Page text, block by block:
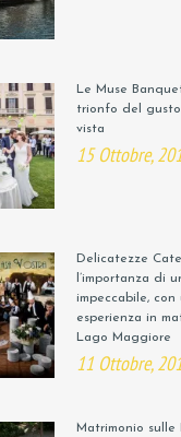
Le Muse
trionfo del
vista
15 Ottobre,
Delicatezze
l’importanza di
impeccabile, con
esperienza in
Lago Maggiore
11 Ottobre,
Matrimonio sulle